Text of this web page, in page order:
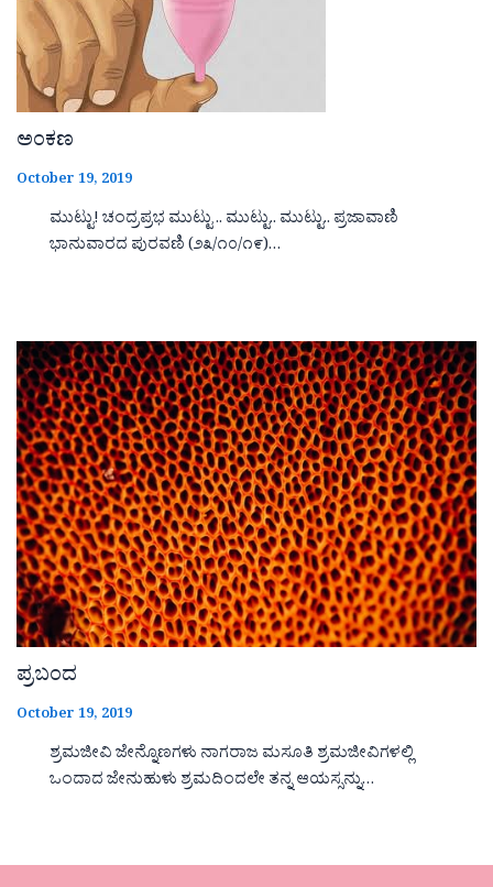
ಅಂಕಣ
October 19, 2019
ಮುಟ್ಟು! ಚಂದ್ರಪ್ರಭ ಮುಟ್ಟು .. ಮುಟ್ಟು.. ಮುಟ್ಟು.. ಪ್ರಜಾವಾಣಿ
ಭಾನುವಾರದ ಪುರವಣಿ (೨೩/೧೦/೧೯)…
ಪ್ರಬಂದ
October 19, 2019
ಶ್ರಮಜೀವಿ ಜೇನ್ನೊಣಗಳು ನಾಗರಾಜ ಮಸೂತಿ ಶ್ರಮಜೀವಿಗಳಲ್ಲಿ
ಒಂದಾದ ಜೇನುಹುಳು ಶ್ರಮದಿಂದಲೇ ತನ್ನ ಆಯಸ್ಸನ್ನು…